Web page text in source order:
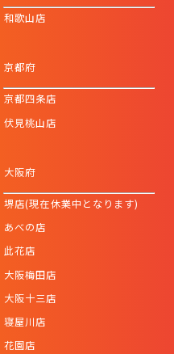
和歌山店
京都府
京都四条店
伏見桃山店
大阪府
堺店(現在休業中となります)
あべの店
此花店
大阪梅田店
大阪十三店
寝屋川店
花園店